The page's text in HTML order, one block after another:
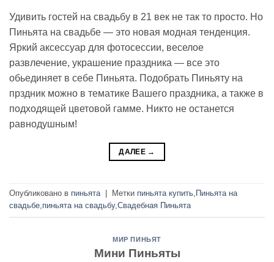
Удивить гостей на свадьбу в 21 век не так то просто. Но
Пиньята на свадьбе — это новая модная тенденция.
Яркий аксессуар для фотосессии, веселое
развлечение, украшение праздника — все это
обьединяет в себе Пиньята. Подобрать Пиньяту на
прздник можно в тематике Вашего праздника, а также в
подходящей цветовой гамме. Никто не останется
равнодушным!
ДАЛЕЕ →
Опубликовано в пиньята Метки пиньята купить, Пиньята на
свадьбе,пиньята на свадьбу,Свадебная Пиньята
МИР ПИНЬЯТ
Мини Пиньяты